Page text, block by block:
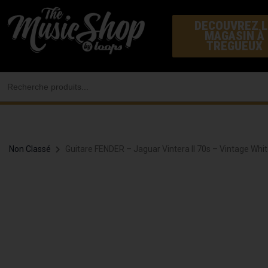
au
contenu
DECOUVREZ
MAGASIN À
TREGUEUX
Non Classé Guitare FENDER – Jaguar Vintera II 70s – Vintage